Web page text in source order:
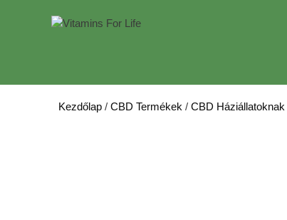
Kezdőlap / CBD Termékek / CBD Háziállatoknak